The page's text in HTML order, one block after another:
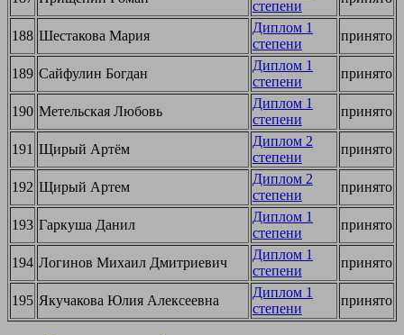
степени
188 Шестакова Мария
Диплом 1
степени
принято
189 Сайфулин Богдан
Диплом 1
степени
принято
190 Метельская Любовь
Диплом 1
степени
принято
191 Щирый Артём
Диплом 2
степени
принято
192 Щирый Артем
Диплом 2
степени
принято
193 Гаркуша Данил
Диплом 1
степени
принято
194 Логинов Михаил Дмитриевич
Диплом 1
степени
принято
195 Якучакова Юлия Алексеевна
Диплом 1
степени
принято